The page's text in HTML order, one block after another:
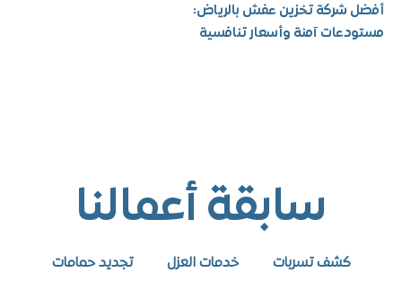
شركة تخزين عفش بالرياض:
آمنة وأسعار تنافسية
سابقة أعمالنا
كشف تسربات خدمات العزل تجديد حمامات